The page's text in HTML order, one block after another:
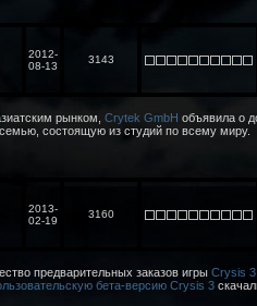
2012-
08-13
3143
рынком, Crytek GmbH объявила о
состоящую из студий по всему миру.
2013-
02-19
3160
предварительных заказов игры Crysis 3
бета-версию Crysis 3